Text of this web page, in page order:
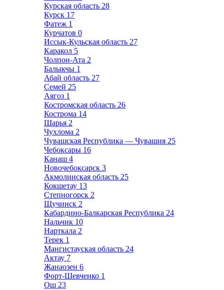
Курская область 28
Курск 17
Фатеж 1
Курчатов 0
Иссык-Кульская область 27
Каракол 5
Чолпон-Ата 2
Балыкчы 1
Абай область 27
Семей 25
Аягоз 1
Костромская область 26
Кострома 14
Шарья 2
Чухлома 2
Чувашская Республика — Чувашия 25
Чебоксары 16
Канаш 4
Новочебоксарск 3
Акмолинская область 25
Кокшетау 13
Степногорск 2
Щучинск 2
Кабардино-Балкарская Республика 24
Нальчик 10
Нарткала 2
Терек 1
Мангистауская область 24
Актау 7
Жанаозен 6
Форт-Шевченко 1
Ош 23